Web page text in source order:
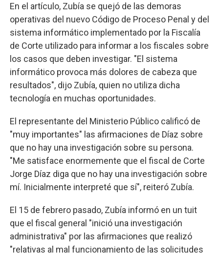
En el artículo, Zubía se quejó de las demoras
operativas del nuevo Código de Proceso Penal y del
sistema informático implementado por la Fiscalía
de Corte utilizado para informar a los fiscales sobre
los casos que deben investigar. "El sistema
informático provoca más dolores de cabeza que
resultados", dijo Zubía, quien no utiliza dicha
tecnología en muchas oportunidades.
El representante del Ministerio Público calificó de
"muy importantes" las afirmaciones de Díaz sobre
que no hay una investigación sobre su persona.
"Me satisface enormemente que el fiscal de Corte
Jorge Díaz diga que no hay una investigación sobre
mí. Inicialmente interpreté que sí", reiteró Zubía.
El 15 de febrero pasado, Zubía informó en un tuit
que el fiscal general "inició una investigación
administrativa" por las afirmaciones que realizó
"relativas al mal funcionamiento de las solicitudes